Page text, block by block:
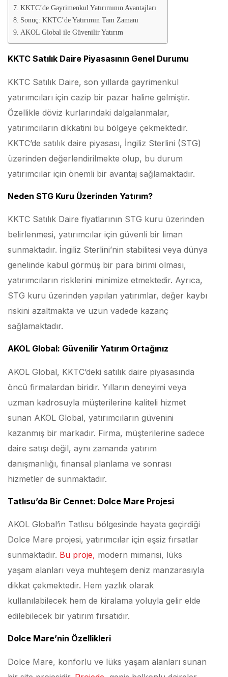
KKTC’de Gayrimenkul Yatırımının Avantajları
Sonuç: KKTC’de Yatırımın Tam Zamanı
AKOL Global ile Güvenilir Yatırım
KKTC Satılık Daire Piyasasının Genel Durumu
KKTC Satılık Daire, son yıllarda gayrimenkul
yatırımcıları için cazip bir pazar haline gelmiştir.
Özellikle döviz kurlarındaki dalgalanmalar,
yatırımcıların dikkatini bu bölgeye çekmektedir.
KKTC’de satılık daire piyasası, İngiliz Sterlini (STG)
üzerinden değerlendirilmekte olup, bu durum
yatırımcılar için önemli bir avantaj sağlamaktadır.
Neden STG Kuru Üzerinden Yatırım?
KKTC Satılık Daire fiyatlarının STG kuru üzerinden
belirlenmesi, yatırımcılar için güvenli bir liman
sunmaktadır. İngiliz Sterlini’nin stabilitesi veya dünya
genelinde kabul görmüş bir para birimi olması,
yatırımcıların risklerini minimize etmektedir. Ayrıca,
STG kuru üzerinden yapılan yatırımlar, değer kaybı
riskini azaltmakta ve uzun vadede kazanç
sağlamaktadır.
AKOL Global: Güvenilir Yatırım Ortağınız
AKOL Global, KKTC’deki satılık daire piyasasında
öncü firmalardan biridir. Yılların deneyimi veya
uzman kadrosuyla müşterilerine kaliteli hizmet
sunan AKOL Global, yatırımcıların güvenini
kazanmış bir markadır. Firma, müşterilerine sadece
daire satışı değil, aynı zamanda yatırım
danışmanlığı, finansal planlama ve sonrası
hizmetler de sunmaktadır.
Tatlısu’da Bir Cennet: Dolce Mare Projesi
AKOL Global’in Tatlısu bölgesinde hayata geçirdiği
Dolce Mare projesi, yatırımcılar için eşsiz fırsatlar
sunmaktadır. Bu proje, modern mimarisi, lüks
yaşam alanları veya muhteşem deniz manzarasıyla
dikkat çekmektedir. Hem yazlık olarak
kullanılabilecek hem de kiralama yoluyla gelir elde
edilebilecek bir yatırım fırsatıdır.
Dolce Mare’nin Özellikleri
Dolce Mare, konforlu ve lüks yaşam alanları sunan